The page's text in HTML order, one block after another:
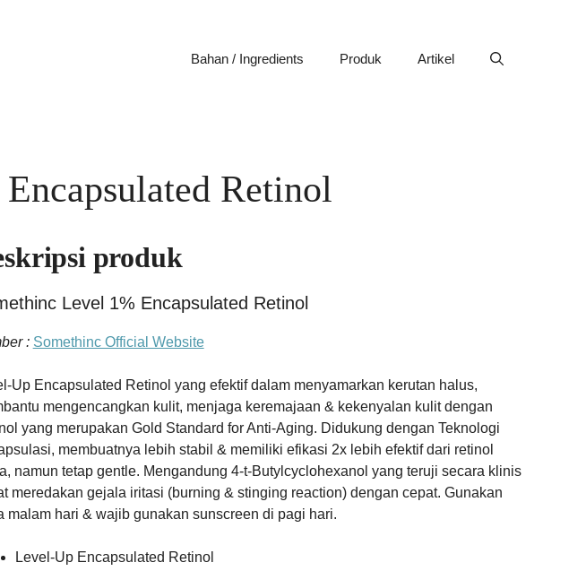
Bahan / Ingredients Produk Artikel
Retinol
produk
Level 1% Encapsulated Retinol
: Somethinc Official Website
Up Encapsulated Retinol yang efektif dalam menyamarkan kerutan halus,
mengencangkan kulit, menjaga keremajaan & kekenyalan kulit dengan
yang merupakan Gold Standard for Anti-Aging. Didukung dengan Teknologi
membuatnya lebih stabil & memiliki efikasi 2x lebih efektif dari retinol
namun tetap gentle. Mengandung 4-t-Butylcyclohexanol yang teruji secara klinis
meredakan gejala iritasi (burning & stinging reaction) dengan cepat. Gunakan
malam hari & wajib gunakan sunscreen di pagi hari.
Level-Up Encapsulated Retinol